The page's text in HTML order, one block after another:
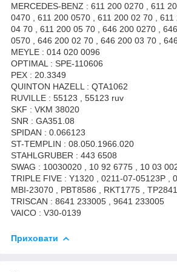
MERCEDES-BENZ : 611 200 0270 , 611
0470 , 611 200 0570 , 611 200 02 70 ,
04 70 , 611 200 05 70 , 646 200 0270 ,
0570 , 646 200 02 70 , 646 200 03 70 ,
MEYLE : 014 020 0096
OPTIMAL : SPE-110606
PEX : 20.3349
QUINTON HAZELL : QTA1062
RUVILLE : 55123 , 55123 ruv
SKF : VKM 38020
SNR : GA351.08
SPIDAN : 0.066123
ST-TEMPLIN : 08.050.1966.020
STAHLGRUBER : 443 6508
SWAG : 10030020 , 10 92 6775 , 10 03
TRIPLE FIVE : Y1320 , 0211-07-05123P ,
MBI-23070 , PBT8586 , RKT1775 ,
TRISCAN : 8641 233005 , 9641 233005
VAICO : V30-0139
Приховати